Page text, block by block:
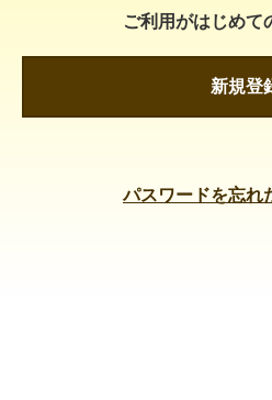
ご利用がはじめて
新規登
パスワードを忘れ